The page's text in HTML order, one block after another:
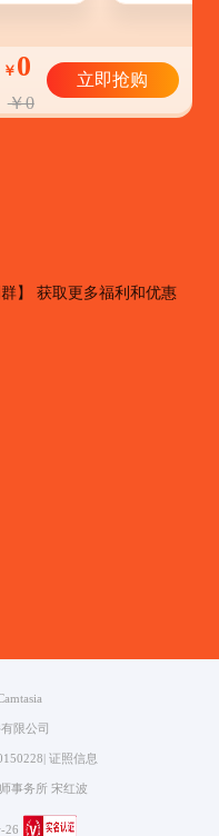
￥ 0
￥0
立即抢购
】 获取更多福利和优惠
限公司
证照信息
事务所 宋红波
26